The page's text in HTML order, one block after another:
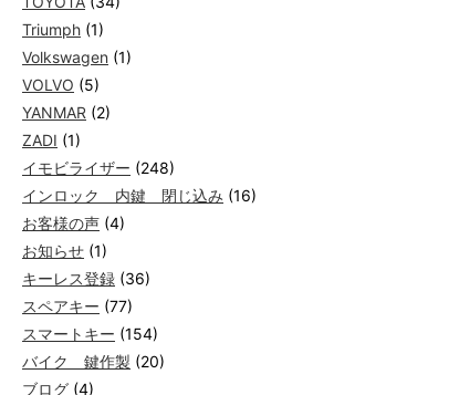
Triumph (1)
Volkswagen (1)
VOLVO (5)
YANMAR (2)
ZADI (1)
イモビライザー (248)
インロック 内鍵 閉じ込み (16)
お客様の声 (4)
お知らせ (1)
キーレス登録 (36)
スペアキー (77)
スマートキー (154)
バイク 鍵作製 (20)
ブログ (4)